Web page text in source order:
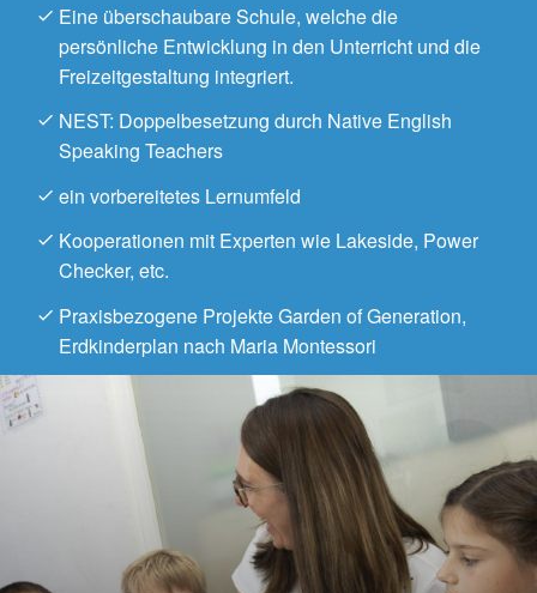
Eine überschaubare Schule, welche die
persönliche Entwicklung in den Unterricht und die
Freizeitgestaltung integriert.
NEST: Doppelbesetzung durch Native English
Speaking Teachers
ein vorbereitetes Lernumfeld
Kooperationen mit Experten wie Lakeside, Power
Checker, etc.
Praxisbezogene Projekte Garden of Generation,
Erdkinderplan nach Maria Montessori